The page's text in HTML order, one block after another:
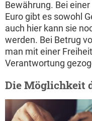
Bewährung. Bei
Euro gibt es sowohl
auch hier kann sie
werden. Bei Betrug
man mit einer
Verantwortung
Die Möglichkeit